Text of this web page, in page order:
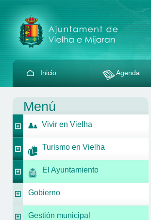
Inicio Agenda
Menú
Vivir en Vielha
Turismo en Vielha
El Ayuntamiento
Gobierno
Gestión municipal